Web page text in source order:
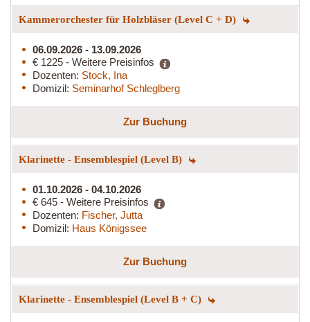
Kammerorchester für Holzbläser (Level C + D)
06.09.2026 - 13.09.2026
€ 1225 - Weitere Preisinfos
Dozenten: Stock, Ina
Domizil: Seminarhof Schleglberg
Zur Buchung
Klarinette - Ensemblespiel (Level B)
01.10.2026 - 04.10.2026
€ 645 - Weitere Preisinfos
Dozenten: Fischer, Jutta
Domizil: Haus Königssee
Zur Buchung
Klarinette - Ensemblespiel (Level B + C)